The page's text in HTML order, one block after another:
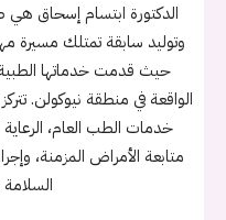
الدكتورة ابتسام إسحاق هي
وتوليد سابقة تمتلك مسيرة
حيث قدمت خدماتها
الواقعة في منطقة نيوكولن.
خدمات الطب العام، الرعاية
متابعة الأمراض المزمنة،